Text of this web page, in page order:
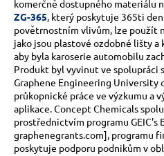
komerčně dostupného materiálu
ZG-365 , který poskytuje 365ti
povětrnostním vlivům, lze použít
jako jsou plastové ozdobné lišty a
aby byla karoserie automobilu
Produkt byl vyvinut ve spolupráci
Graphene Engineering University
průkopnické práce ve výzkumu a
aplikace. Concept Chemicals
prostřednictvím programu GEIC's
graphenegrants.com], programu
poskytuje podporu podnikům v
u
j
e
t
e
n
a
j
í